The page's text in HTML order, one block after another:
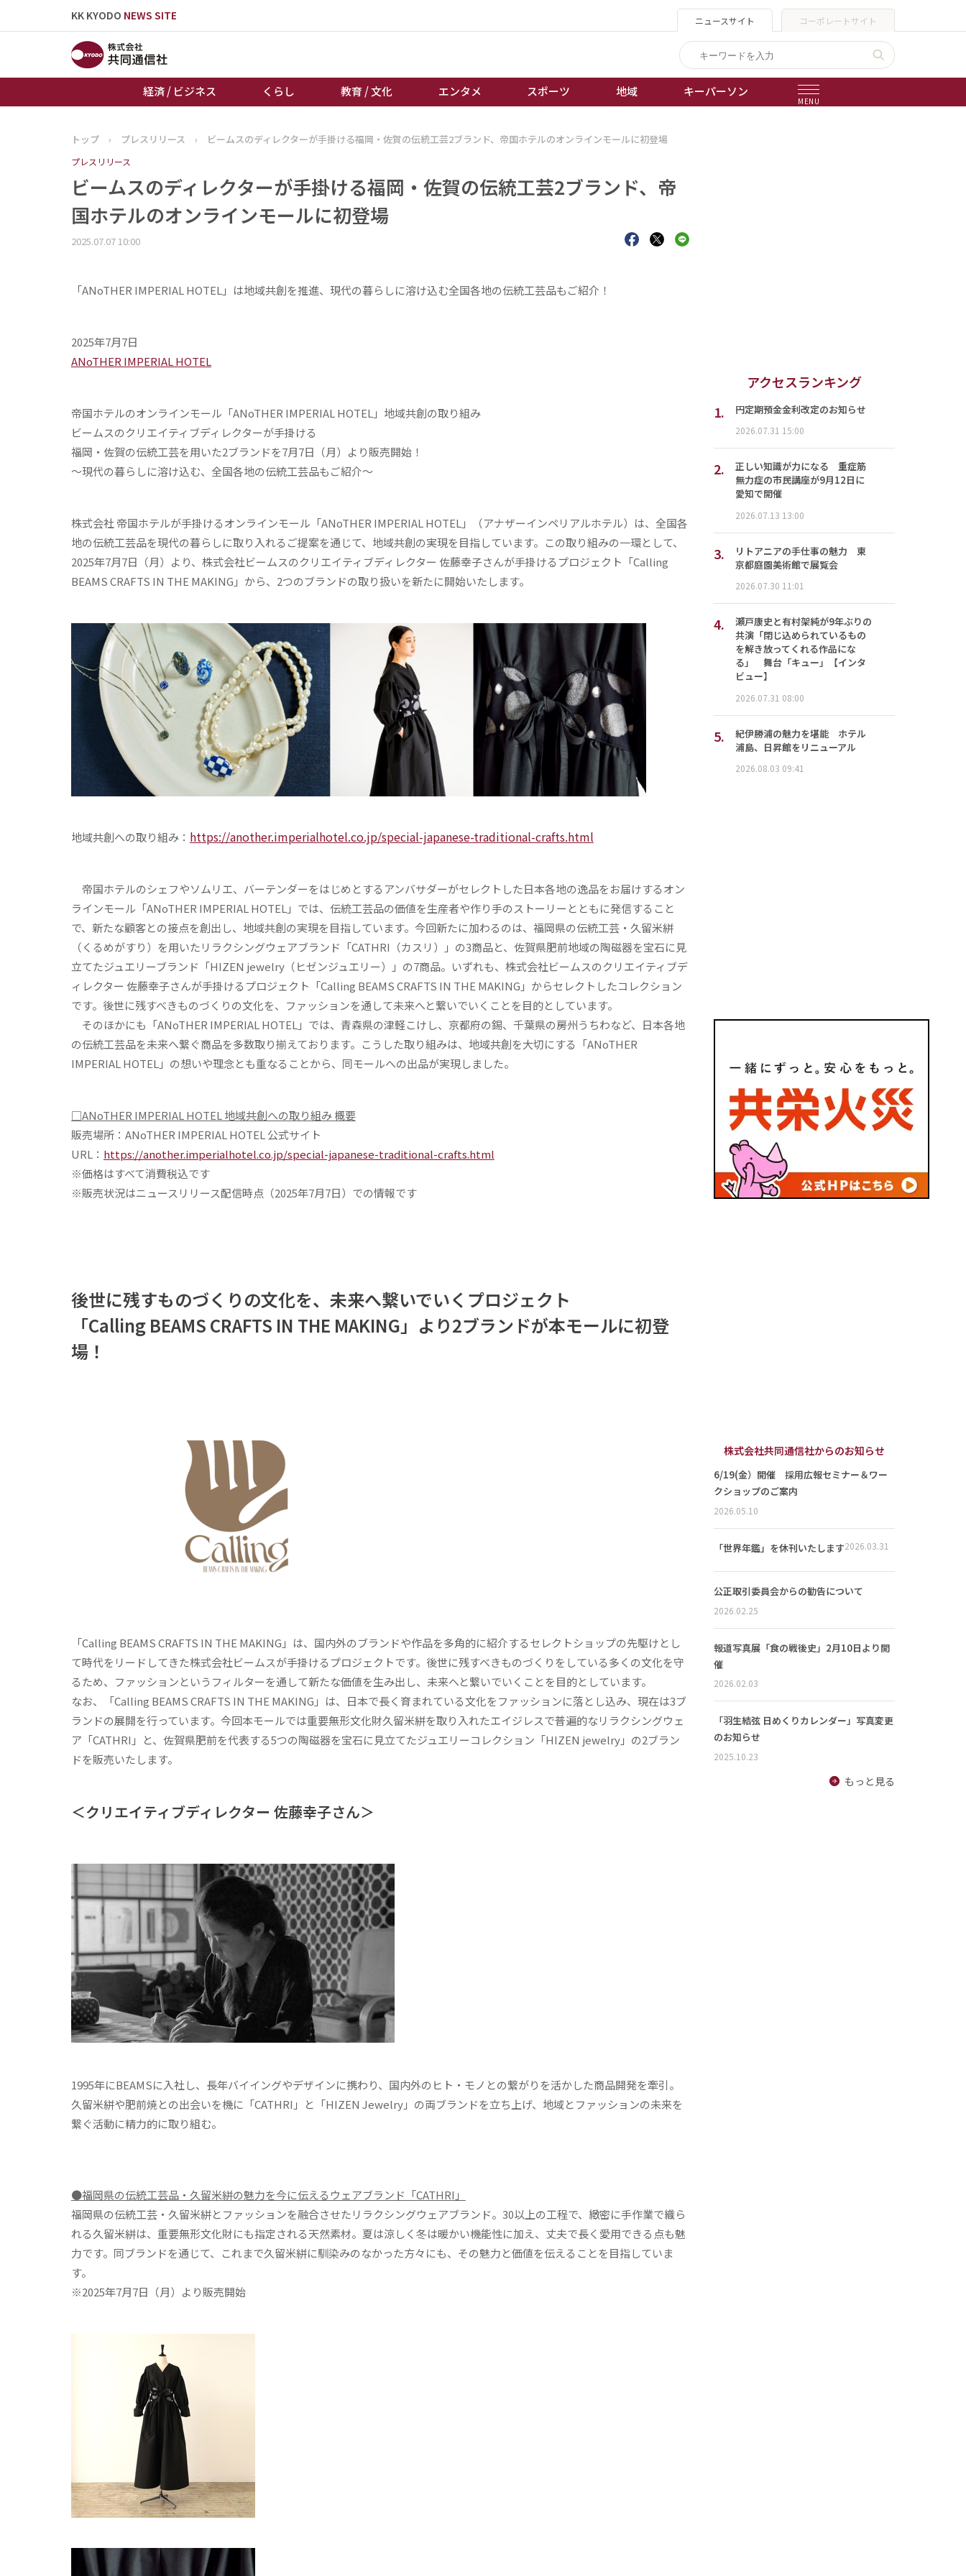
KK KYODO NEWS SITE ニュースサイト コーポレートサイト
経済 / ビジネス くらし 教育 / 文化 エンタメ スポーツ 地域 キーパーソン
MENU
トップページ
経済 / ビジネス
教育 / 文化
エンタメ
誰もが輝いて働く社会へ
オートレース
トップ › プレスリリース › ビームスのディレクターが手掛ける福岡・佐賀の伝統工芸2ブランド、帝国ホテルのオンラインモールに初登場
プレスリリース
ビームスのディレクターが手掛ける福岡・佐賀の伝統工芸2ブランド、帝
国ホテルのオンラインモールに初登場
2025.07.07 10:00
「ANoTHER IMPERIAL HOTEL」は地域共創を推進、現代の暮らしに溶け込む全国各地の伝統工芸品もご紹介！
2025年7月7日
ANoTHER IMPERIAL HOTEL
帝国ホテルのオンラインモール「ANoTHER IMPERIAL HOTEL」地域共創の取り組み
ビームスのクリエイティブディレクターが手掛ける
福岡・佐賀の伝統工芸を用いた2ブランドを7月7日（月）より販売開始！
～現代の暮らしに溶け込む、全国各地の伝統工芸品もご紹介～
株式会社 帝国ホテルが手掛けるオンラインモール「ANoTHER IMPERIAL HOTEL」（アナザーインペリアルホテル）は、全国各
地の伝統工芸品を現代の暮らしに取り入れるご提案を通じて、地域共創の実現を目指しています。この取り組みの一環として、
2025年7月7日（月）より、株式会社ビームスのクリエイティブディレクター 佐藤幸子さんが手掛けるプロジェクト「Calling
BEAMS CRAFTS IN THE MAKING」から、2つのブランドの取り扱いを新たに開始いたします。
地域共創への取り組み： https://another.imperialhotel.co.jp/special-japanese-traditional-crafts.html
帝国ホテルのシェフやソムリエ、バーテンダーをはじめとするアンバサダーがセレクトした日本各地の逸品をお届けするオン
ラインモール「ANoTHER IMPERIAL HOTEL」では、伝統工芸品の価値を生産者や作り手のストーリーとともに発信すること
で、新たな顧客との接点を創出し、地域共創の実現を目指しています。今回新たに加わるのは、福岡県の伝統工芸・久留米絣
（くるめがすり）を用いたリラクシングウェアブランド「CATHRI（カスリ）」の3商品と、佐賀県肥前地域の陶磁器を宝石に見
立てたジュエリーブランド「HIZEN jewelry（ヒゼンジュエリー）」の7商品。いずれも、株式会社ビームスのクリエイティブデ
ィレクター 佐藤幸子さんが手掛けるプロジェクト「Calling BEAMS CRAFTS IN THE MAKING」からセレクトしたコレクション
です。後世に残すべきものづくりの文化を、ファッションを通して未来へと繋いでいくことを目的としています。
そのほかにも「ANoTHER IMPERIAL HOTEL」では、青森県の津軽こけし、京都府の錫、千葉県の房州うちわなど、日本各地
の伝統工芸品を未来へ繋ぐ商品を多数取り揃えております。こうした取り組みは、地域共創を大切にする「ANoTHER
IMPERIAL HOTEL」の想いや理念とも重なることから、同モールへの出品が実現しました。
□ANoTHER IMPERIAL HOTEL 地域共創への取り組み 概要
販売場所：ANoTHER IMPERIAL HOTEL 公式サイト
URL： https://another.imperialhotel.co.jp/special-japanese-traditional-crafts.html
※価格はすべて消費税込です
※販売状況はニュースリリース配信時点（2025年7月7日）での情報です
後世に残すものづくりの文化を、未来へ繋いでいくプロジェクト
「Calling BEAMS CRAFTS IN THE MAKING」より2ブランドが本モールに初登
場！
「Calling BEAMS CRAFTS IN THE MAKING」は、国内外のブランドや作品を多角的に紹介するセレクトショップの先駆けとし
て時代をリードしてきた株式会社ビームスが手掛けるプロジェクトです。後世に残すべきものづくりをしている多くの文化を守
るため、ファッションというフィルターを通して新たな価値を生み出し、未来へと繋いでいくことを目的としています。
なお、「Calling BEAMS CRAFTS IN THE MAKING」は、日本で長く育まれている文化をファッションに落とし込み、現在は3ブ
ランドの展開を行っています。今回本モールでは重要無形文化財久留米絣を取り入れたエイジレスで普遍的なリラクシングウェ
ア「CATHRI」と、佐賀県肥前を代表する5つの陶磁器を宝石に見立てたジュエリーコレクション「HIZEN jewelry」の2ブラン
ドを販売いたします。
＜クリエイティブディレクター 佐藤幸子さん＞
1995年にBEAMSに入社し、長年バイイングやデザインに携わり、国内外のヒト・モノとの繋がりを活かした商品開発を牽引。
久留米絣や肥前焼との出会いを機に「CATHRI」と「HIZEN Jewelry」の両ブランドを立ち上げ、地域とファッションの未来を
繋ぐ活動に精力的に取り組む。
●福岡県の伝統工芸品・久留米絣の魅力を今に伝えるウェアブランド「CATHRI」
福岡県の伝統工芸・久留米絣とファッションを融合させたリラクシングウェアブランド。30以上の工程で、緻密に手作業で織ら
れる久留米絣は、重要無形文化財にも指定される天然素材。夏は涼しく冬は暖かい機能性に加え、丈夫で長く愛用できる点も魅
力です。同ブランドを通じて、これまで久留米絣に馴染みのなかった方々にも、その魅力と価値を伝えることを目指していま
す。
※2025年7月7日（月）より販売開始
アクセスランキング
1.
円定期預金金利改定のお知らせ
2026.07.31 15:00
2.
正しい知識が力になる 重症筋
無力症の市民講座が9月12日に
愛知で開催
2026.07.13 13:00
3.
リトアニアの手仕事の魅力 東
京都庭園美術館で展覧会
2026.07.30 11:01
4.
瀬戸康史と有村架純が9年ぶりの
共演「閉じ込められているもの
を解き放ってくれる作品にな
る」 舞台「キュー」【インタ
ビュー】
2026.07.31 08:00
5.
紀伊勝浦の魅力を堪能 ホテル
浦島、日昇館をリニューアル
2026.08.03 09:41
株式会社共同通信社からのお知らせ
6/19(金）開催 採用広報セミナー＆ワー
クショップのご案内
2026.05.10
「世界年鑑」を休刊いたします2026.03.31
公正取引委員会からの勧告について
2026.02.25
報道写真展「食の戦後史」2月10日より開
催
2026.02.03
「羽生結弦 日めくりカレンダー」写真変更
のお知らせ
2025.10.23
もっと見る